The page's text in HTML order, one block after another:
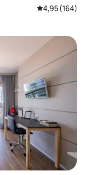
Évaluation
4,95 (164)